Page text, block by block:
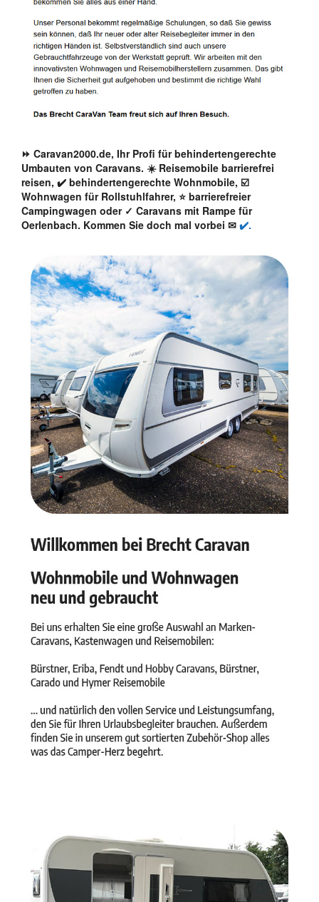
⏩ Caravan2000.de, Ihr Profi für behindertengerechte
Umbauten von Caravans. ☀️ Reisemobile barrierefrei
reisen, ✔️ behindertengerechte Wohnmobile, ☑️
Wohnwagen für Rollstuhlfahrer, ⭐ barrierefreier
Campingwagen oder ✓ Caravans mit Rampe für
Oerlenbach. Kommen Sie doch mal vorbei ✉ ✔️.